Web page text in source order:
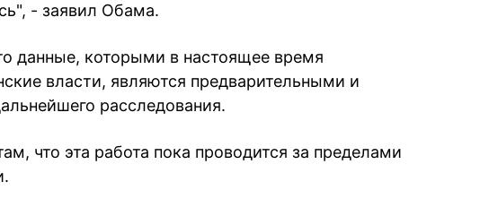
- заявил Обама.
данные, которыми в настоящее время
власти, являются предварительными и
расследования.
что эта работа пока проводится за пределами